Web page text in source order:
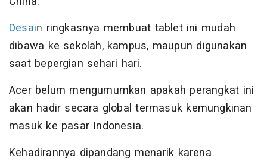
Desain ringkasnya membuat tablet ini mudah
dibawa ke sekolah, kampus, maupun digunakan
saat bepergian sehari hari.
Acer belum mengumumkan apakah perangkat ini
akan hadir secara global termasuk kemungkinan
masuk ke pasar Indonesia.
Kehadirannya dipandang menarik karena